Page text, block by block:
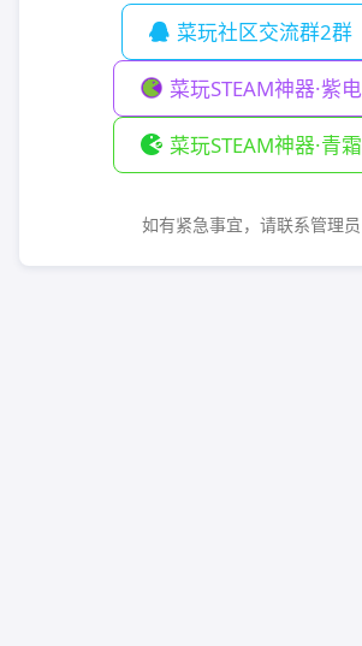
菜玩社区交流群2群
菜玩STEAM神器·紫电
菜玩STEAM神器·青霜
如有紧急事宜，请联系管理员